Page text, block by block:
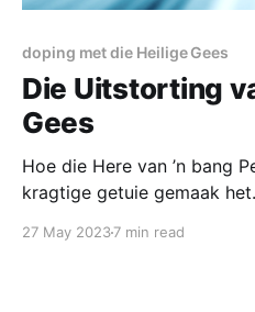
doping met die Heilige Gees
Die Uitstorting
Gees
Hoe die Here van ’n bang
kragtige getuie gemaak het. Die Handelinge-
die eerste kontak punt met
27 May 20237 min read